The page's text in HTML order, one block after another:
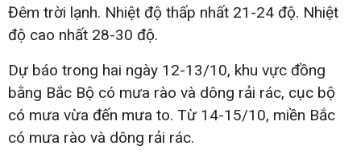
Đêm trời lạnh. Nhiệt độ thấp nhất 21-24 độ. Nhiệt
độ cao nhất 28-30 độ.
Dự báo trong hai ngày 12-13/10, khu vực đồng
bằng Bắc Bộ có mưa rào và dông rải rác, cục bộ
có mưa vừa đến mưa to. Từ 14-15/10, miền Bắc
có mưa rào và dông rải rác.